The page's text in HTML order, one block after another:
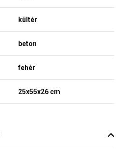
kültér
beton
fehér
25x55x26 cm